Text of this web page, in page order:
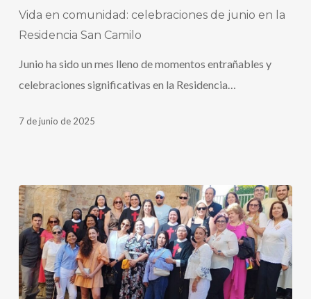
comunidad:
celebraciones
junio
en
Vida en comunidad: celebraciones de junio en la
Residencia San Camilo
Junio ha sido un mes lleno de momentos entrañables y
celebraciones significativas en la Residencia…
7 de junio de 2025